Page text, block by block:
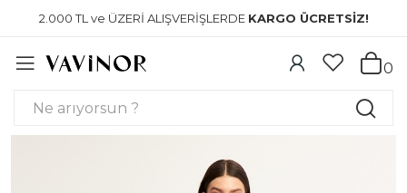
2.000 TL ve ÜZERİ ALIŞVERİŞLERDE KARGO ÜCRETSİZ!
0